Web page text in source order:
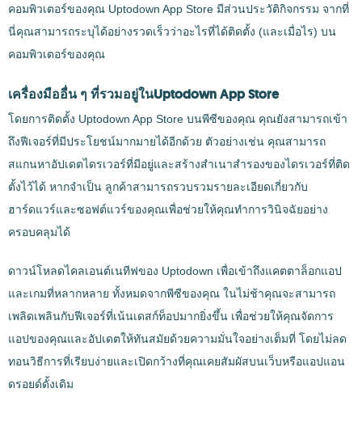
คอมพิวเตอร์ของคุณ Uptodown App Store มีส่วนประวัติกิจกรรม จากที่
นี่คุณสามารถระบุได้อย่างรวดเร็วว่าอะไรที่ได้ติดตั้ง (และเมื่อไร) บน
คอมพิวเตอร์ของคุณ
เครื่องมืออื่น ๆ ที่รวมอยู่ในUptodown App Store
โดยการติดตั้ง Uptodown App Store บนพีซีของคุณ คุณยังสามารถเข้า
ถึงฟีเจอร์ที่มีประโยชน์มากมายได้อีกด้วย ตัวอย่างเช่น คุณสามารถ
สแกนหาอัปเดตไดรเวอร์ที่มีอยู่และสร้างสำเนาสำรองของไดรเวอร์ที่ติด
ตั้งไว้ได้ หากจำเป็น ลูกค้าสามารถรวบรวมรายละเอียดเกี่ยวกับ
ฮาร์ดแวร์และซอฟต์แวร์ของคุณเพื่อช่วยให้คุณทำการวินิจฉัยอย่าง
ครอบคลุมได้
ดาวน์โหลดไคลเอนต์เนทีฟของ Uptodown เพื่อเข้าถึงแคตตาล็อกแอป
และเกมที่หลากหลาย ทั้งหมดจากพีซีของคุณ ในไม่ช้าคุณจะสามารถ
เพลิดเพลินกับฟีเจอร์ที่เน้นเดสก์ท็อปมากยิ่งขึ้น เพื่อช่วยให้คุณจัดการ
แอปของคุณและอัปเดตให้ทันสมัยด้วยความมั่นใจอย่างเต็มที่ โดยไม่ลด
ทอนวิธีการที่เรียบง่ายและเปิดกว้างที่คุณเคยสัมผัสบนเว็บหรือแอปแอน
ดรอยด์ดั้งเดิม